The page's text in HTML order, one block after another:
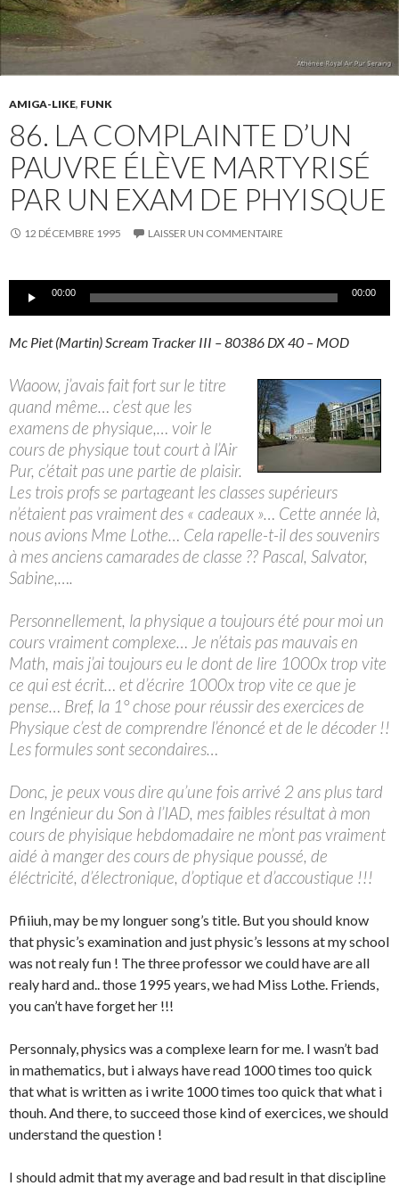
AMIGA-LIKE, FUNK
86. LA COMPLAINTE D’UN
PAUVRE ÉLÈVE MARTYRISÉ
PAR UN EXAM DE PHYISQUE
12 DÉCEMBRE 1995 LAISSER UN COMMENTAIRE
Lecteur00:00 00:00
Mc Piet (Martin) Scream Tracker III – 80386 DX 40 – MOD
Waoow, j’avais fait fort sur le titre
quand même… c’est que les
examens de physique,… voir le
cours de physique tout court à l’Air
Pur, c’était pas une partie de plaisir.
Les trois profs se partageant les classes supérieurs
n’étaient pas vraiment des « cadeaux »… Cette année là,
nous avions Mme Lothe… Cela rapelle-t-il des souvenirs
à mes anciens camarades de classe ?? Pascal, Salvator,
Sabine,….
Personnellement, la physique a toujours été pour moi un
cours vraiment complexe… Je n’étais pas mauvais en
Math, mais j’ai toujours eu le dont de lire 1000x trop vite
ce qui est écrit… et d’écrire 1000x trop vite ce que je
pense… Bref, la 1° chose pour réussir des exercices de
Physique c’est de comprendre l’énoncé et de le décoder !!
Les formules sont secondaires…
Donc, je peux vous dire qu’une fois arrivé 2 ans plus tard
en Ingénieur du Son à l’IAD, mes faibles résultat à mon
cours de phyisique hebdomadaire ne m’ont pas vraiment
aidé à manger des cours de physique poussé, de
éléctricité, d’électronique, d’optique et d’accoustique !!!
Pfiiiuh, may be my longuer song’s title. But you should know
that physic’s examination and just physic’s lessons at my school
was not realy fun ! The three professor we could have are all
realy hard and.. those 1995 years, we had Miss Lothe. Friends,
you can’t have forget her !!!
Personnaly, physics was a complexe learn for me. I wasn’t bad
in mathematics, but i always have read 1000 times too quick
that what is written as i write 1000 times too quick that what i
thouh. And there, to succeed those kind of exercices, we should
understand the question !
I should admit that my average and bad result in that discipline